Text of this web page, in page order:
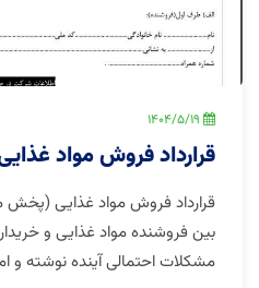
1404/5/19
قرارداد فروش مواد
قرارداد فروش مواد غذایی (پخش
بین فروشنده مواد غذایی و
مشکلات احتمالی آینده نوشته و